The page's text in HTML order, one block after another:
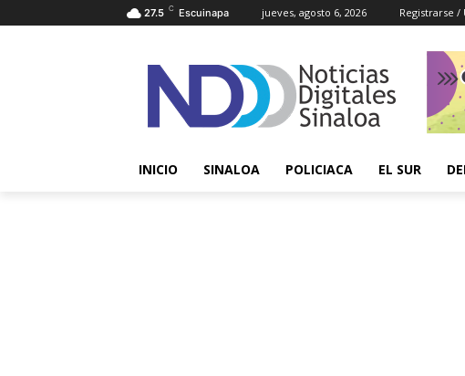
27.5 C Escuinapa jueves, agosto 6, 2026 Registrarse /
INICIO SINALOA POLICIACA EL SUR